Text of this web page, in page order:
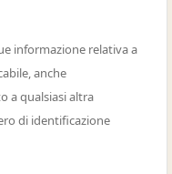
informazione relativa a
anche
a qualsiasi altra
di identificazione